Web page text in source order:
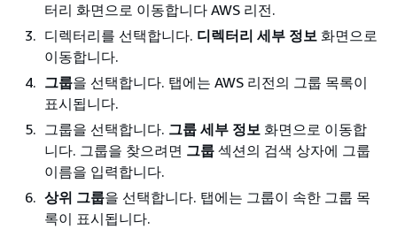
터리 화면으로 이동합니다 AWS 리전.
디렉터리를 선택합니다. 디렉터리 세부 정보 화면으로
이동합니다.
그룹을 선택합니다. 탭에는 AWS 리전의 그룹 목록이
표시됩니다.
그룹을 선택합니다. 그룹 세부 정보 화면으로 이동합
니다. 그룹을 찾으려면 그룹 섹션의 검색 상자에 그룹
이름을 입력합니다.
상위 그룹을 선택합니다. 탭에는 그룹이 속한 그룹 목
록이 표시됩니다.